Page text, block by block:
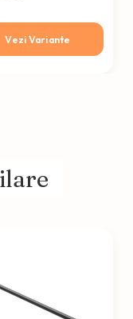
Vezi Variante